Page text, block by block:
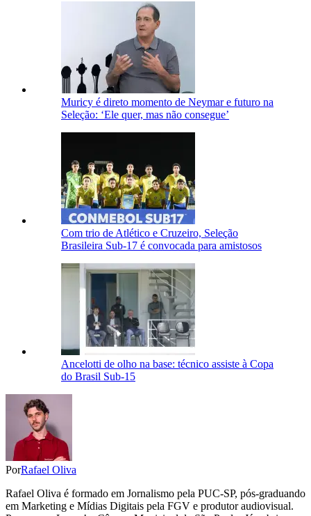
Muricy é direto momento de Neymar e futuro na
Seleção: ‘Ele quer, mas não consegue’
Com trio de Atlético e Cruzeiro, Seleção
Brasileira Sub-17 é convocada para amistosos
Ancelotti de olho na base: técnico assiste à Copa
do Brasil Sub-15
PorRafael Oliva
Rafael Oliva é formado em Jornalismo pela PUC-SP, pós-graduando
em Marketing e Mídias Digitais pela FGV e produtor audiovisual.